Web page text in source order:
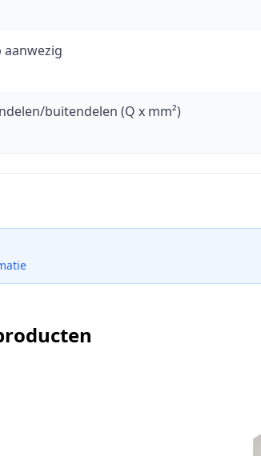
buitendelen (Q x mm²)